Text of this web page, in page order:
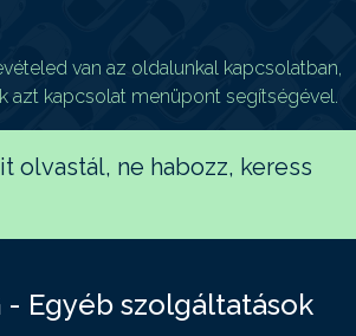
van az oldalunkal kapcsolatban,
azt kapcsolat menüpont segítségével.
olvastál, ne habozz, keress
- Egyéb szolgáltatások